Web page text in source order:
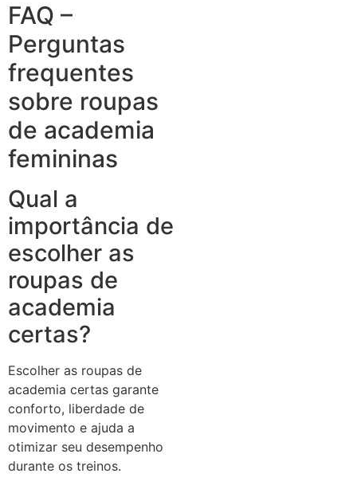
FAQ –
Perguntas
frequentes
sobre roupas
de academia
femininas
Qual a
importância de
escolher as
roupas de
academia
certas?
Escolher as roupas de
academia certas garante
conforto, liberdade de
movimento e ajuda a
otimizar seu desempenho
durante os treinos.